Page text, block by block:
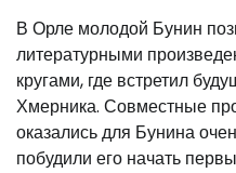
В Орле молодой Бунин
литературными
кругами, где встретил
Хмерника. Совместные
оказались для Бунина
побудили его начать